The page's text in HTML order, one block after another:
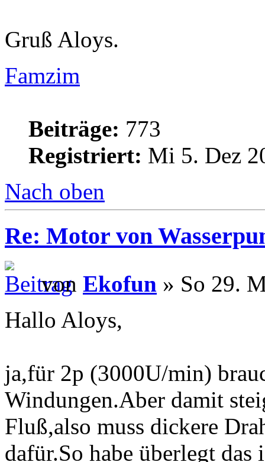
Gruß Aloys.
Famzim
Beiträge: 773
Registriert: Mi 5. Dez
Nach oben
Re: Motor von
von Ekofun » So 29.
Hallo Aloys,
ja,für 2p (3000U/min)
Windungen.Aber damit
Fluß,also muss dickere
dafür.So habe überlegt